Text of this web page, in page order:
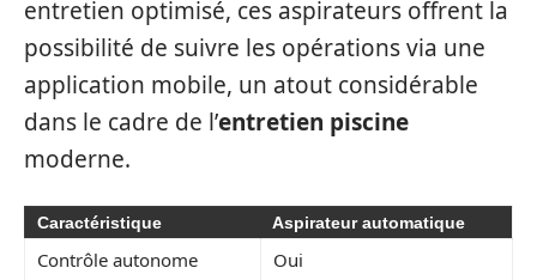
entretien optimisé, ces aspirateurs offrent la
possibilité de suivre les opérations via une
application mobile, un atout considérable
dans le cadre de l’entretien piscine
moderne.
Caractéristique Aspirateur automatique
Contrôle autonome
Oui